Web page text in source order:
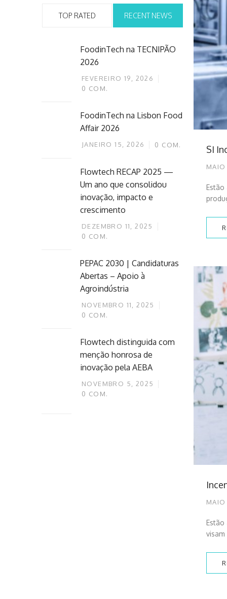
SI
Estão
Estão
TOP RATED RECENT NEWS
FoodinTech na TECNIPÃO
2026
FEVEREIRO 19, 2026
0 COM.
FoodinTech na Lisbon Food
Affair 2026
JANEIRO 15, 2026 0 COM.
Flowtech RECAP 2025 —
Um ano que consolidou
inovação, impacto e
crescimento
DEZEMBRO 11, 2025
0 COM.
PEPAC 2030 | Candidaturas
Abertas – Apoio à
Agroindústria
NOVEMBRO 11, 2025
0 COM.
Flowtech distinguida com
menção honrosa de
inovação pela AEBA
NOVEMBRO 5, 2025
0 COM.